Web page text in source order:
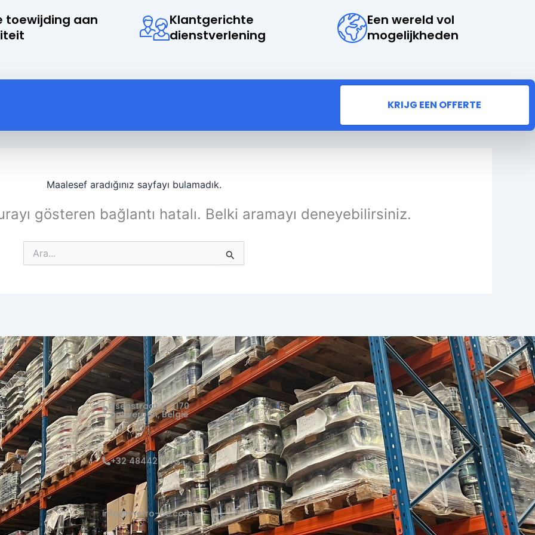
toewijding aan
Klantgerichte
dienstverlening
Een wereld vol
mogelijkheden
KRIJG EEN OFFERTE
Maalesef aradığınız sayfayı bulamadık.
gösteren bağlantı hatalı. Belki aramayı deneyebilirsiniz.
Search
for:
Elsenstraat 2, 2170
Antwerpen, België
+32 484427059
info@metro-be.com